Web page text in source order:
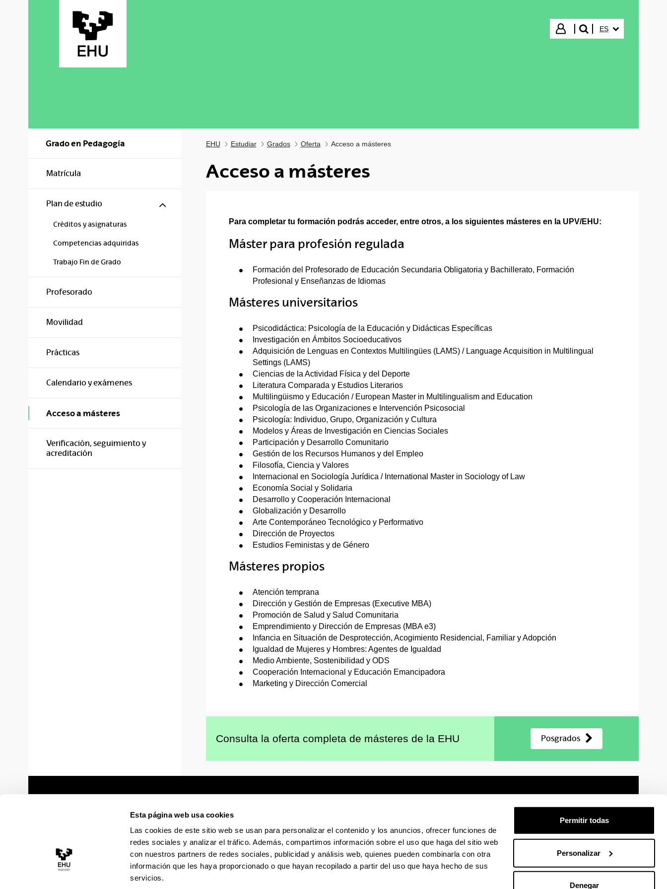
Esta página web usa cookies
Las cookies de este sitio web se usan para personalizar el contenido y los anuncios, ofrecer funciones de
redes sociales y analizar el tráfico. Además, compartimos información sobre el uso que haga del sitio web
con nuestros partners de redes sociales, publicidad y análisis web, quienes pueden combinarla con otra
información que les haya proporcionado o que hayan recopilado a partir del uso que haya hecho de sus
servicios.
Permitir todas
Personalizar
Denegar
Iniciar sesión
buscar"
ES
Grado en Pedagogía
Matrícula
Plan de estudio Mostrar/ocultar subpáginas
Créditos y asignaturas
Competencias adquiridas
Trabajo Fin de Grado
Profesorado
Movilidad
Prácticas
Calendario y exámenes
Acceso a másteres
Verificación, seguimiento y
acreditación
EHU Estudiar Grados Oferta Acceso a másteres
Acceso a másteres
Para completar tu formación podrás acceder, entre otros, a los siguientes másteres en la UPV/EHU:
Máster para profesión regulada
Formación del Profesorado de Educación Secundaria Obligatoria y Bachillerato, Formación
Profesional y Enseñanzas de Idiomas
Másteres universitarios
Psicodidáctica: Psicología de la Educación y Didácticas Específicas
Investigación en Ámbitos Socioeducativos
Adquisición de Lenguas en Contextos Multilingües (LAMS) / Language Acquisition in Multilingual
Settings (LAMS)
Ciencias de la Actividad Física y del Deporte
Literatura Comparada y Estudios Literarios
Multilingüismo y Educación / European Master in Multilingualism and Education
Psicología de las Organizaciones e Intervención Psicosocial
Psicología: Individuo, Grupo, Organización y Cultura
Modelos y Áreas de Investigación en Ciencias Sociales
Participación y Desarrollo Comunitario
Gestión de los Recursos Humanos y del Empleo
Filosofía, Ciencia y Valores
Internacional en Sociología Jurídica / International Master in Sociology of Law
Economía Social y Solidaria
Desarrollo y Cooperación Internacional
Globalización y Desarrollo
Arte Contemporáneo Tecnológico y Performativo
Dirección de Proyectos
Estudios Feministas y de Género
Másteres propios
Atención temprana
Dirección y Gestión de Empresas (Executive MBA)
Promoción de Salud y Salud Comunitaria
Emprendimiento y Dirección de Empresas (MBA e3)
Infancia en Situación de Desprotección, Acogimiento Residencial, Familiar y Adopción
Igualdad de Mujeres y Hombres: Agentes de Igualdad
Medio Ambiente, Sostenibilidad y ODS
Cooperación Internacional y Educación Emancipadora
Marketing y Dirección Comercial
Consulta la oferta completa de másteres de la EHU Posgrados
Sede electrónica Accesibilidad Información legal Mapa Ayuda Contacto
La EHU en TiktokLa EHU en BlueskyLa EHU en FacebookLa EHU en LinkedinLa EHU en InstagramLa EHU en YoutubeLa EHU en VimeoLa EHU en Flickr